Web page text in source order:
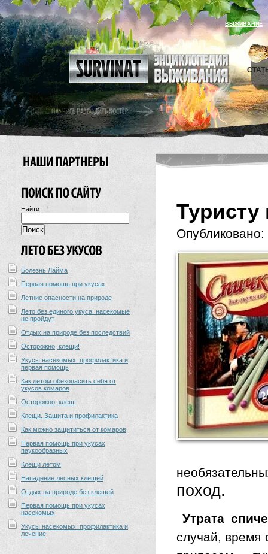
ВЫЖИВАНИЕ
Найти:
Болезнь Лайма
Первая помощь при укусах
Летние опасности на природе
Лето без единого укуса: насекомые
не пройдут
Отдых на природе без последствий
Осторожно, клещи!
Укусы насекомых: профилактика и
первая помощь
Как летом обезопасить себя от
укусов комаров
Осторожно, клещ!
Клещи. Защита и профилактика
Как можно защититься от комаров
Первая помощь при укусах
паукообразных
Клещи летом
Нападение лесных клещей
Отдых на природе без клещей
Первая помощь при укусах
насекомых
Укусы насекомых: профилактика и
лечение
Туристу
Опубликовано:
поход.
Утрата
случай, время